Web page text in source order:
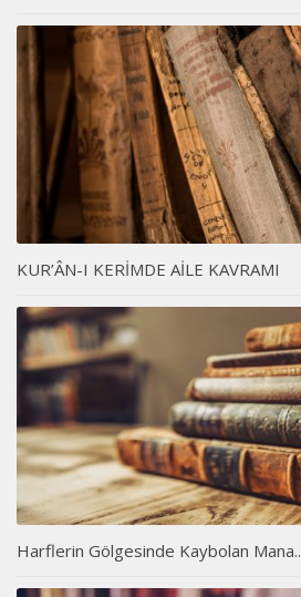
KUR’ÂN-I KERİMDE AİLE KAVRAMI
Harflerin Gölgesinde Kaybolan Mana..